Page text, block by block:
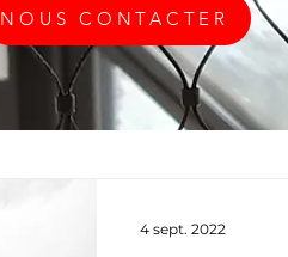
NOUS CONTACTER
4 sept. 2022